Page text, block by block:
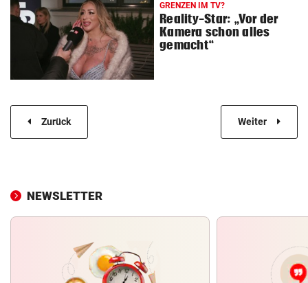
GRENZEN IM TV?
Reality-Star: „Vor der
Kamera schon alles
gemacht“
Zurück Weiter
NEWSLETTER